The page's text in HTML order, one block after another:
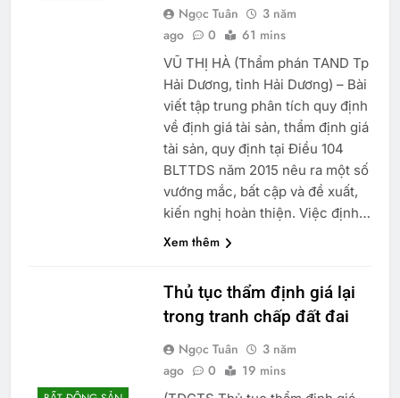
Ngọc Tuân
3 năm
ago
0 61 mins
VŨ THỊ HÀ (Thẩm phán TAND Tp
Hải Dương, tỉnh Hải Dương) – Bài
viết tập trung phân tích quy định
về định giá tài sản, thẩm định giá
tài sản, quy định tại Điều 104
BLTTDS năm 2015 nêu ra một số
vướng mắc, bất cập và đề xuất,
kiến nghị hoàn thiện. Việc định…
Xem thêm
Thủ tục thẩm định giá lại
trong tranh chấp đất đai
Ngọc Tuân
3 năm
ago
0 19 mins